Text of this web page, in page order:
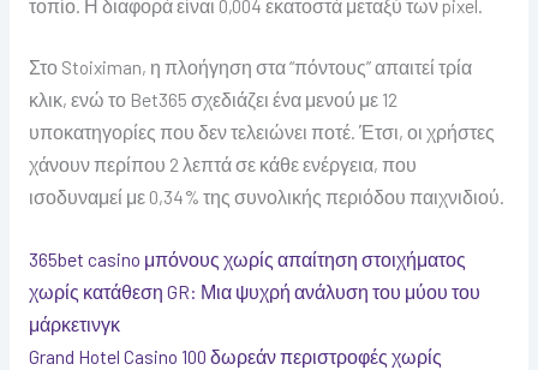
τοπίο. Η διαφορά είναι 0,004 εκατοστά μεταξύ των pixel.
Στο Stoiximan, η πλοήγηση στα “πόντους” απαιτεί τρία
κλικ, ενώ το Bet365 σχεδιάζει ένα μενού με 12
υποκατηγορίες που δεν τελειώνει ποτέ. Έτσι, οι χρήστες
χάνουν περίπου 2 λεπτά σε κάθε ενέργεια, που
ισοδυναμεί με 0,34% της συνολικής περιόδου παιχνιδιού.
365bet casino μπόνους χωρίς απαίτηση στοιχήματος
χωρίς κατάθεση GR: Μια ψυχρή ανάλυση του μύου του
μάρκετινγκ
Grand Hotel Casino 100 δωρεάν περιστροφές χωρίς